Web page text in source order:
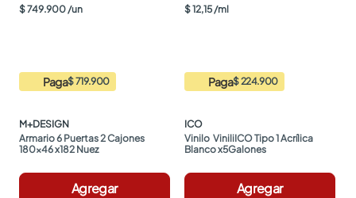
$749.900 /un
Paga$ 719.900
M+DESIGN
Armario 6 Puertas 2 Cajones
180x46 x182 Nuez
Agregar
$12,15 /ml
Paga$ 224.900
ICO
Vinilo  ViniliICO Tipo 1 Acrílica
Blanco x5Galones
Agregar